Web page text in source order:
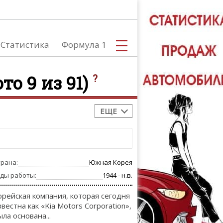
Статистика Формула 1
9 из 91) ?
ЕЩЕ
Южная Корея
работы:
1944 - н.в.
компания, которая сегодня
как «Kia Motors Corporation»,
основана...